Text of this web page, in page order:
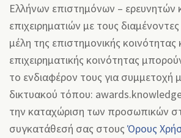
Ελλήνων επιστημόνων – ερευνητών
επιχειρηματιών με τους
μέλη της επιστημονικής κοινότητας
επιχειρηματικής κοινότητας
το ενδιαφέρον τους για συμμετοχή
δικτυακού τόπου:
την καταχώριση των προσωπικών
συγκατάθεσή σας στους Όρους